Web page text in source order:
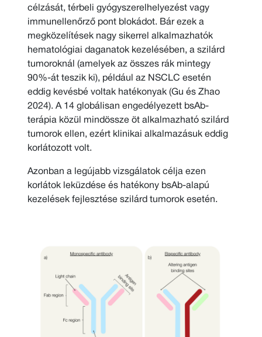
célzását, térbeli gyógyszerelhelyezést vagy
immunellenőrző pont blokádot. Bár ezek a
megközelítések nagy sikerrel alkalmazhatók
hematológiai daganatok kezelésében, a szilárd
tumoroknál (amelyek az összes rák mintegy
90%-át teszik ki), például az NSCLC esetén
eddig kevésbé voltak hatékonyak (Gu és Zhao
2024). A 14 globálisan engedélyezett bsAb-
terápia közül mindössze öt alkalmazható szilárd
tumorok ellen, ezért klinikai alkalmazásuk eddig
korlátozott volt.
Azonban a legújabb vizsgálatok célja ezen
korlátok leküzdése és hatékony bsAb-alapú
kezelések fejlesztése szilárd tumorok esetén.